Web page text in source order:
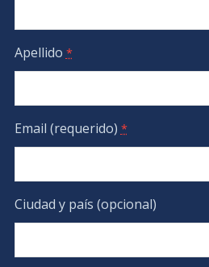
Apellido *
Email (requerido) *
Ciudad y país (opcional)